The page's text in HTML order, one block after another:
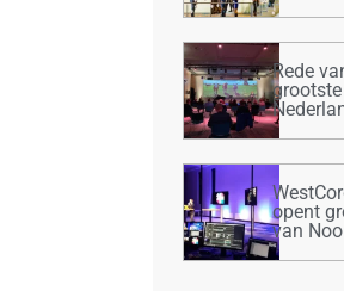
Rede
opent
van